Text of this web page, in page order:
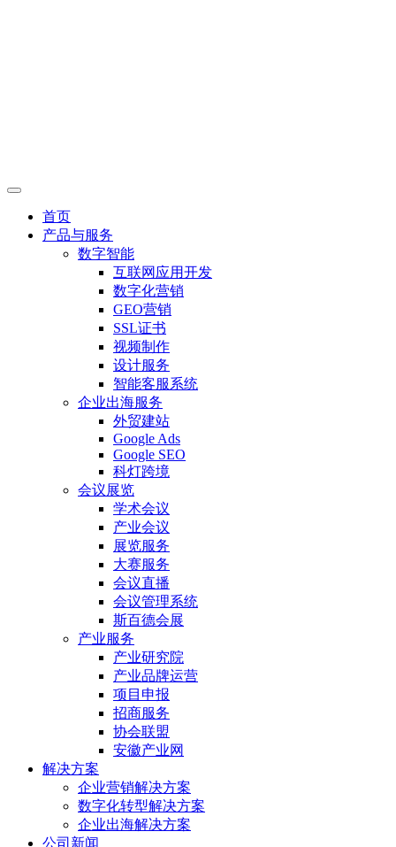
首页
产品与服务
数字智能
互联网应用开发
数字化营销
GEO营销
SSL证书
视频制作
设计服务
智能客服系统
企业出海服务
外贸建站
Google Ads
Google SEO
科灯跨境
会议展览
学术会议
产业会议
展览服务
大赛服务
会议直播
会议管理系统
斯百德会展
产业服务
产业研究院
产业品牌运营
项目申报
招商服务
协会联盟
安徽产业网
解决方案
企业营销解决方案
数字化转型解决方案
企业出海解决方案
公司新闻